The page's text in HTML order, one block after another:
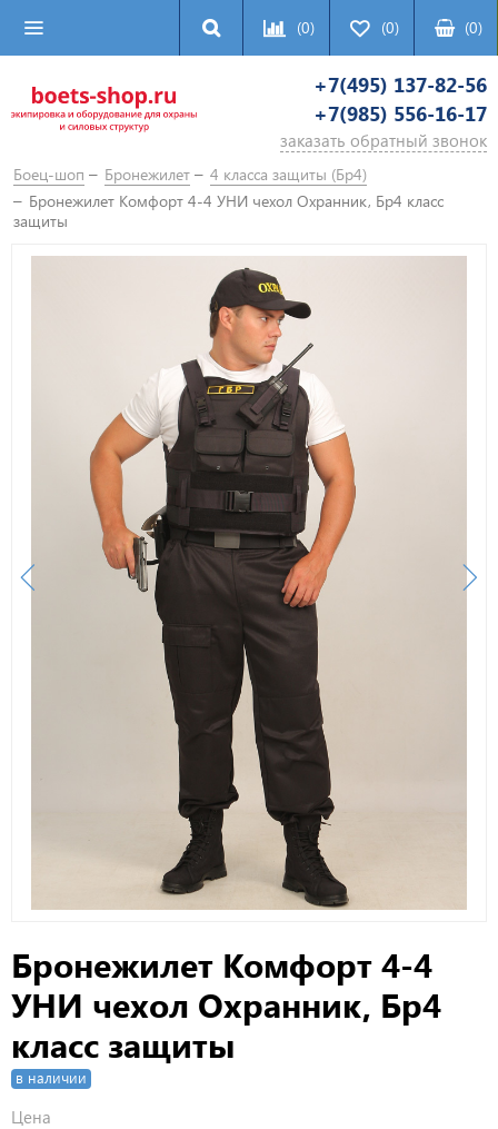
(0) (0) (0)
+7(495) 137-82-56
+7(985) 556-16-17
заказать обратный звонок
Боец-шоп Бронежилет
4 класса защиты (Бр4)
Бронежилет Комфорт 4-4 УНИ чехол Охранник, Бр4 класс
защиты
Бронежилет Комфорт 4-4
УНИ чехол Охранник, Бр4
класс защиты
в наличии
Цена